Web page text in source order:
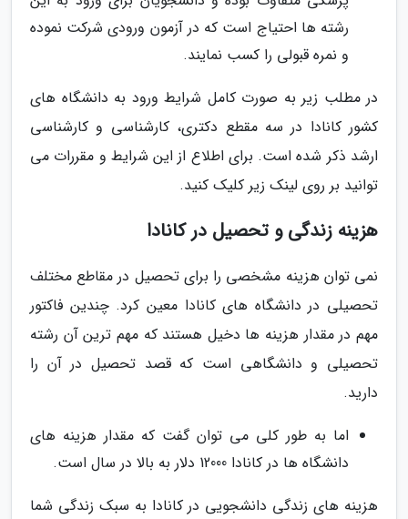
رشته ها احتیاج است که در آزمون ورودی شرکت نموده
و نمره قبولی را کسب نمایند.
در مطلب زیر به صورت کامل شرایط ورود به دانشگاه های
کشور کانادا در سه مقطع دکتری، کارشناسی و کارشناسی
ارشد ذکر شده است. برای اطلاع از این شرایط و مقررات می
توانید بر روی لینک زیر کلیک کنید.
هزینه زندگی و تحصیل در کانادا
نمی توان هزینه مشخصی را برای تحصیل در مقاطع مختلف
تحصیلی در دانشگاه های کانادا معین کرد. چندین فاکتور
مهم در مقدار هزینه ها دخیل هستند که مهم ترین آن رشته
تحصیلی و دانشگاهی است که قصد تحصیل در آن را
دارید.
اما به طور کلی می توان گفت که مقدار هزینه های
دانشگاه ها در کانادا 12000 دلار به بالا در سال است.
هزینه های زندگی دانشجویی در کانادا به سبک زندگی شما